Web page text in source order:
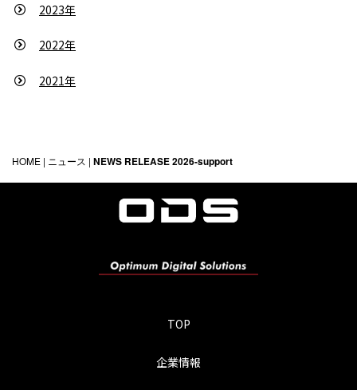
2023年
2022年
2021年
HOME | ニュース | NEWS RELEASE 2026-support
TOP
企業情報